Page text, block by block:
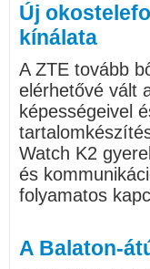
Új
kínálata
A ZTE tovább
elérhetővé vált
képességeivel
Watch K2
és
folyamatos
A Balaton-